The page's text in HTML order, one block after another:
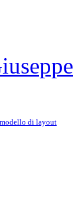
modello di layout